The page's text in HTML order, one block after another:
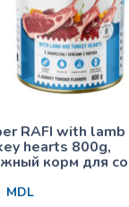
RAFI with lamb
hearts 800g,
корм для
и
MDL